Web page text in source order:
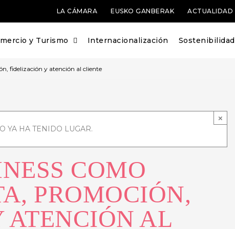
LA CÁMARA EUSKO GANBERAK ACTUALIDAD
y Turismo Internacionalización Sostenibilidad
fidelización y atención al cliente
×
YA HA TENIDO LUGAR.
COMO
PROMOCIÓN,
AL